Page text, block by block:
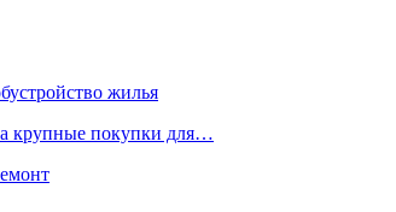
жилья
крупные покупки для…